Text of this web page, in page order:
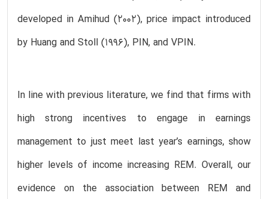
developed in Amihud (2002), price impact introduced
by Huang and Stoll (1996), PIN, and VPIN.
In line with previous literature, we find that firms with
high strong incentives to engage in earnings
management to just meet last year’s earnings, show
higher levels of income increasing REM. Overall, our
evidence on the association between REM and